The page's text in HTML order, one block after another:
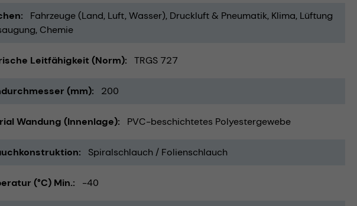
Fahrzeuge (Land, Luft, Wasser) Druckluft & Pneumatik Klima, Lüftung
Chemie
Leitfähigkeit (Norm) TRGS 727
(mm) 200
Wandung (Innenlage) PVC-beschichtetes Polyestergewebe
Spiralschlauch / Folienschlauch
(°C) Min. -40